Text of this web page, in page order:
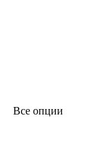
Все опции